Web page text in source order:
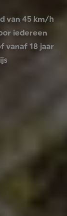
van 45 km/h
iedereen
vanaf 18 jaar